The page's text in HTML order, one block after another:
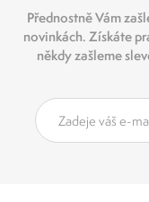
Přednostně Vám
novinkách. Získáte
někdy zašleme